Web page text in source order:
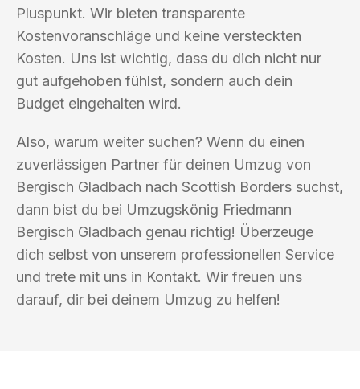
Pluspunkt. Wir bieten transparente
Kostenvoranschläge und keine versteckten
Kosten. Uns ist wichtig, dass du dich nicht nur
gut aufgehoben fühlst, sondern auch dein
Budget eingehalten wird.
Also, warum weiter suchen? Wenn du einen
zuverlässigen Partner für deinen Umzug von
Bergisch Gladbach nach Scottish Borders suchst,
dann bist du bei Umzugskönig Friedmann
Bergisch Gladbach genau richtig! Überzeuge
dich selbst von unserem professionellen Service
und trete mit uns in Kontakt. Wir freuen uns
darauf, dir bei deinem Umzug zu helfen!